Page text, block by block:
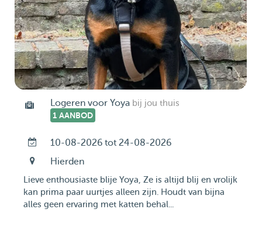
Logeren voor Yoya bij jou thuis
1 AANBOD
10-08-2026 tot 24-08-2026
Hierden
Lieve enthousiaste blije Yoya, Ze is altijd blij en vrolijk
kan prima paar uurtjes alleen zijn. Houdt van bijna
alles geen ervaring met katten behal...